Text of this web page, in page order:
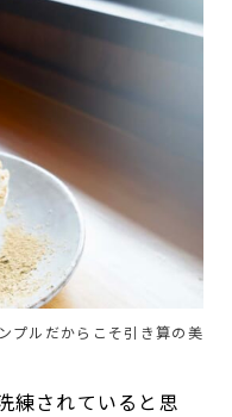
プルだからこそ引き算の美
練されていると思